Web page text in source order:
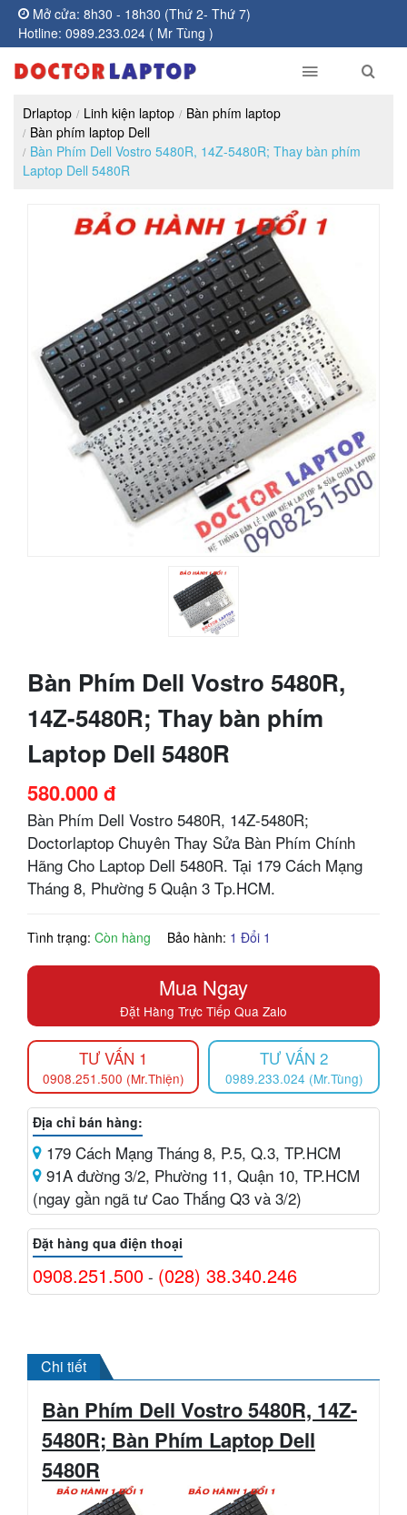
Mở cửa: 8h30 - 18h30 (Thứ 2- Thứ 7)
Hotline: 0989.233.024 ( Mr Tùng )
Drlaptop Linh kiện laptop
Bàn phím laptop
Bàn phím laptop Dell
Bàn Phím Dell Vostro 5480R, 14Z-5480R; Thay bàn phím
Laptop Dell 5480R
Bàn Phím Dell Vostro 5480R,
14Z-5480R; Thay bàn phím
Laptop Dell 5480R
580.000 đ
Bàn Phím Dell Vostro 5480R, 14Z-5480R;
Doctorlaptop Chuyên Thay Sửa Bàn Phím Chính
Hãng Cho Laptop Dell 5480R. Tại 179 Cách Mạng
Tháng 8, Phường 5 Quận 3 Tp.HCM.
Tình trạng: Còn hàng Bảo hành: 1 Đổi 1
Mua Ngay
Đặt Hàng Trực Tiếp Qua Zalo
TƯ VẤN 1
0908.251.500 (Mr.Thiện)
TƯ VẤN 2
0989.233.024 (Mr.Tùng)
Địa chỉ bán hàng:
179 Cách Mạng Tháng 8, P.5, Q.3, TP.HCM
91A đường 3/2, Phường 11, Quận 10, TP.HCM
(ngay gần ngã tư Cao Thắng Q3 và 3/2)
Đặt hàng qua điện thoại
0908.251.500 - (028) 38.340.246
Chi tiết
Bàn Phím Dell Vostro5480R, 14Z-
5480R; Bàn Phím Laptop Dell
5480R